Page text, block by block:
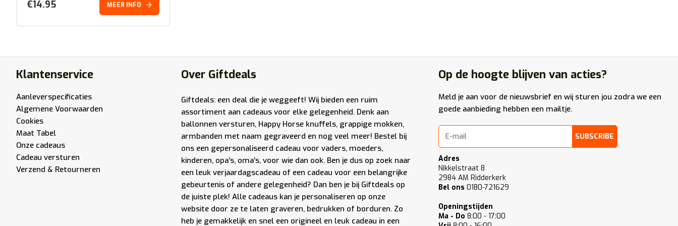
€14.95 MEER INFO
Klantenservice
Aanleverspecificaties
Algemene Voorwaarden
Cookies
Maat Tabel
Onze cadeaus
Cadeau versturen
Verzend & Retourneren
Over Giftdeals
Giftdeals: een deal die je weggeeft! Wij bieden een ruim
assortiment aan cadeaus voor elke gelegenheid. Denk aan
ballonnen versturen, Happy Horse knuffels, grappige mokken,
armbanden met naam gegraveerd en nog veel meer! Bestel bij
ons een gepersonaliseerd cadeau voor vaders, moeders,
kinderen, opa’s, oma’s, voor wie dan ook. Ben je dus op zoek naar
een leuk verjaardagscadeau of een cadeau voor een belangrijke
gebeurtenis of andere gelegenheid? Dan ben je bij Giftdeals op
de juiste plek! Alle cadeaus kan je personaliseren op onze
website door ze te laten graveren, bedrukken of borduren. Zo
heb je gemakkelijk en snel een origineel en leuk cadeau in een
Op de hoogte blijven van acties?
Meld je aan voor de nieuwsbrief en wij sturen jou zodra we een
goede aanbieding hebben een mailtje.
SUBSCRIBE
Adres
Nikkelstraat 8
2984 AM Ridderkerk
Bel ons 0180-721629
Openingstijden
Ma - Do 8:00 - 17:00